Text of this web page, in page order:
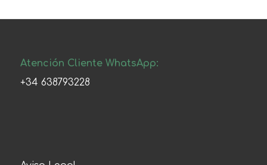
Atención Cliente WhatsApp:
+34 638793228